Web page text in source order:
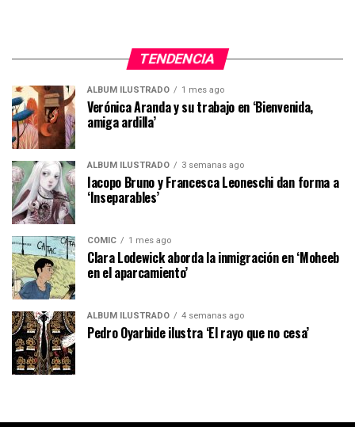
TENDENCIA
ÁLBUM ILUSTRADO 1 mes ago
Verónica Aranda y su trabajo en ‘Bienvenida,
amiga ardilla’
ÁLBUM ILUSTRADO 3 semanas ago
Iacopo Bruno y Francesca Leoneschi dan forma a
‘Inseparables’
CÓMIC 1 mes ago
Clara Lodewick aborda la inmigración en ‘Moheeb
en el aparcamiento’
ÁLBUM ILUSTRADO 4 semanas ago
Pedro Oyarbide ilustra ‘El rayo que no cesa’